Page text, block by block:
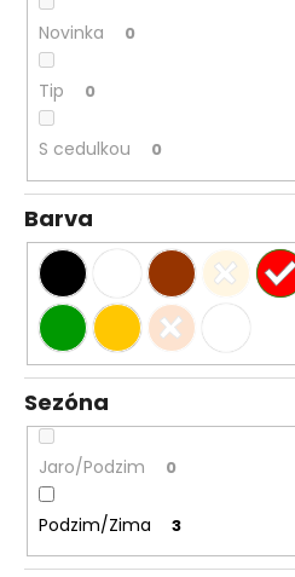
Novinka 0
Tip 0
S cedulkou 0
Barva
Sezóna
Jaro/Podzim 0
Podzim/Zima 3